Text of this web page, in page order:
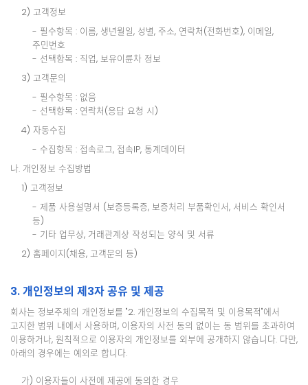
2) 고객정보
- 필수항목 : 이름, 생년월일, 성별, 주소, 연락처(전화번호), 이메일,
주민번호
- 선택항목 : 직업, 보유이륜차 정보
3) 고객문의
- 필수항목 : 없음
- 선택항목 : 연락처(응답 요청 시)
4) 자동수집
- 수집항목 : 접속로그, 접속IP, 통계데이터
나. 개인정보 수집방법
1) 고객정보
- 제품 사용설명서 (보증등록증, 보증처리 부품확인서, 서비스 확인서
등)
- 기타 업무상, 거래관계상 작성되는 양식 및 서류
2) 홈페이지(채용, 고객문의 등)
3. 개인정보의 제3자 공유 및 제공
회사는 정보주체의 개인정보를 "2. 개인정보의 수집목적 및 이용목적"에서
고지한 범위 내에서 사용하며, 이용자의 사전 동의 없이는 동 범위를 초과하여
이용하거나, 원칙적으로 이용자의 개인정보를 외부에 공개하지 않습니다. 다만,
아래의 경우에는 예외로 합니다.
가) 이용자들이 사전에 제공에 동의한 경우